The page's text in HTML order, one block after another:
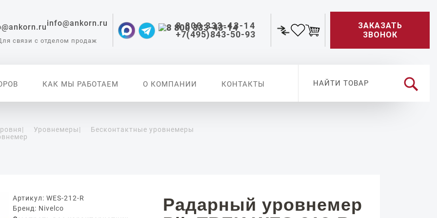
info@ankorn.ru
связи с отделом продаж
8 800 333-43-14
+7(495)843-50-93
ЗАКАЗАТЬ
ЗВОНОК
КАК МЫ РАБОТАЕМ О КОМПАНИИ КОНТАКТЫ
для
| Уровнемеры|
Бесконтактные уровнемеры
Артикул: WES-212-R
Бренд: Nivelco
Радарный уровнемер